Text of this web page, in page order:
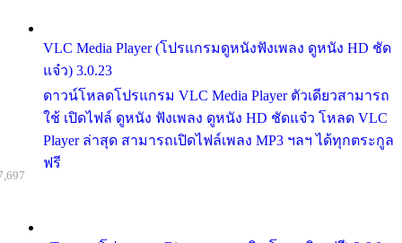
VLC Media Player (โปรแกรมดูหนังฟังเพลง ดูหนัง HD ชัด
แจ๋ว) 3.0.23
ดาวน์โหลดโปรแกรม VLC Media Player ตัวเดียวสามารถ
ใช้ เปิดไฟล์ ดูหนัง ฟังเพลง ดูหนัง HD ชัดแจ๋ว โหลด VLC
Player ล่าสุด สามารถเปิดไฟล์เพลง MP3 ฯลฯ ได้ทุกตระกูล
ฟรี